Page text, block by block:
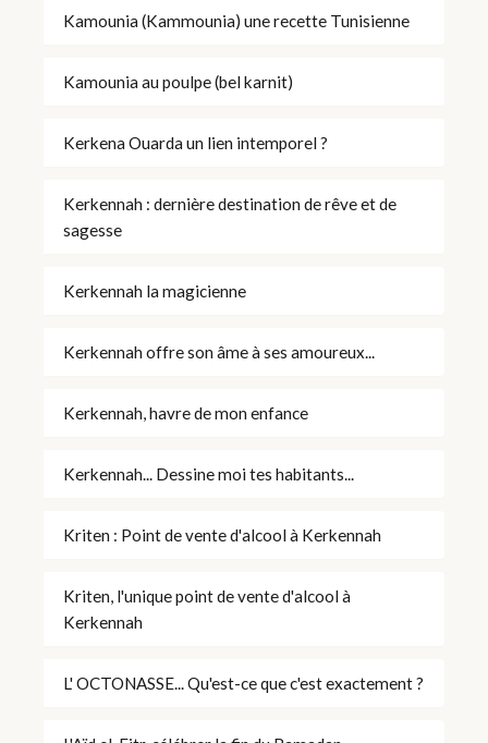
Kamounia (Kammounia) une recette Tunisienne
Kamounia au poulpe (bel karnit)
Kerkena Ouarda un lien intemporel ?
Kerkennah : dernière destination de rêve et de
sagesse
Kerkennah la magicienne
Kerkennah offre son âme à ses amoureux...
Kerkennah, havre de mon enfance
Kerkennah... Dessine moi tes habitants...
Kriten : Point de vente d'alcool à Kerkennah
Kriten, l'unique point de vente d'alcool à
Kerkennah
L' OCTONASSE... Qu'est-ce que c'est exactement ?